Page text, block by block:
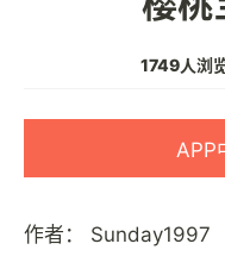
1749人浏
APP
作者： Sunday1997